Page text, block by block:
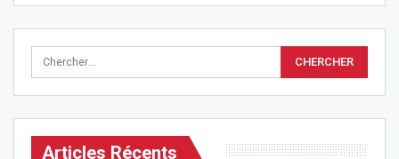
Articles Récents